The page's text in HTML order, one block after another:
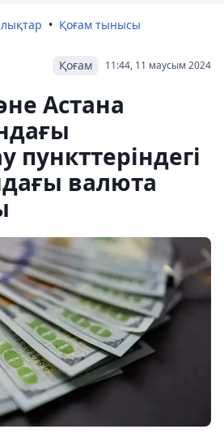
Қоғам тынысы
11:44, 11 маусым 2024
Қоғам
Астана
пункттеріндегі
валюта